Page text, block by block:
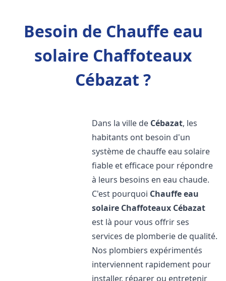
Besoin de Chauffe eau
solaire Chaffoteaux
Cébazat ?
Dans la ville de Cébazat, les
habitants ont besoin d'un
système de chauffe eau solaire
fiable et efficace pour répondre
à leurs besoins en eau chaude.
C'est pourquoi Chauffe eau
solaire Chaffoteaux Cébazat
est là pour vous offrir ses
services de plomberie de qualité.
Nos plombiers expérimentés
interviennent rapidement pour
installer, réparer ou entretenir